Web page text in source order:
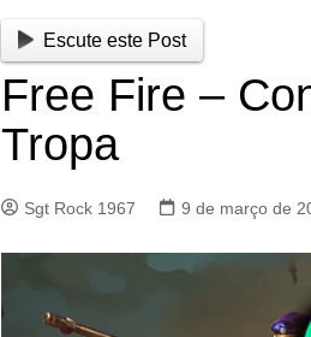
Escute este Post
Free Fire –
Tropa
Sgt Rock 1967 9 de março de